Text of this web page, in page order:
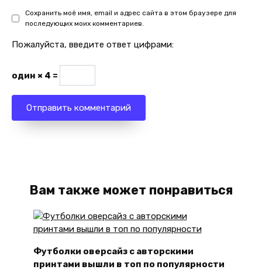
Сохранить моё имя, email и адрес сайта в этом браузере для
последующих моих комментариев.
Пожалуйста, введите ответ цифрами:
один × 4 =
Вам также может понравиться
Футболки оверсайз с авторскими
принтами вышли в топ по популярности